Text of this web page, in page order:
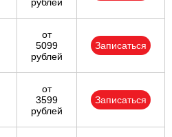
рублей
от
5099
рублей
Записаться
от
3599
рублей
Записаться